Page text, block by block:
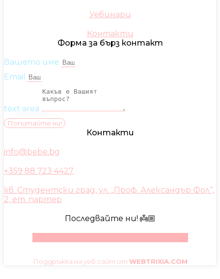
Уебинари
Контакти
Форма за бърз контакт
Вашето име
Email
text area
Попитайте ни!
Контакти
info@bebe.bg
+359 88 723 4427
кв. Студентски град, ул. „Проф. Александър Фол“,
2, ет. партер
Последвайте ни! 👼🏼
Поддръжка на уеб сайт от WEBTRIXIA.COM